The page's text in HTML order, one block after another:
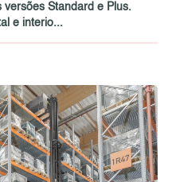
versões Standard e Plus.
e interio...